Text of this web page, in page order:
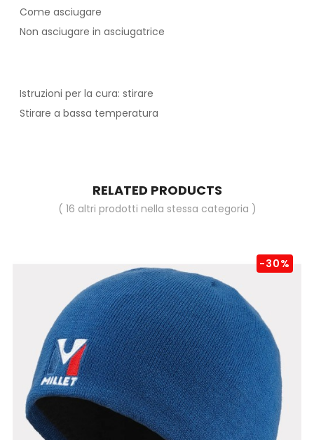
Come asciugare
Non asciugare in asciugatrice
Istruzioni per la cura: stirare
Stirare a bassa temperatura
RELATED PRODUCTS
( 16 altri prodotti nella stessa categoria )
-30%